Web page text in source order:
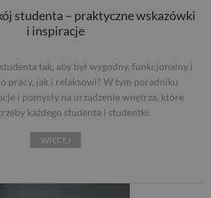
studenta – praktyczne wskazówki
i inspiracje
tak, aby był wygodny, funkcjonalny i
pracy, jak i relaksowi? W tym poradniku
i pomysły na urządzenie wnętrza, które
każdego studenta i studentki.
WIĘCEJ